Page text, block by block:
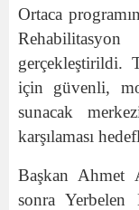
Ortaca
gerçekleştirildi.
için güvenli,
sunacak
karşılaması
Başkan Ahmet
sonra Yerbelen